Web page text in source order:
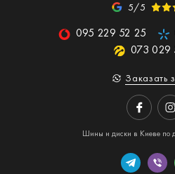
5/5
095 229 52 25
073 029
Заказать
Шины и диски в Киеве по